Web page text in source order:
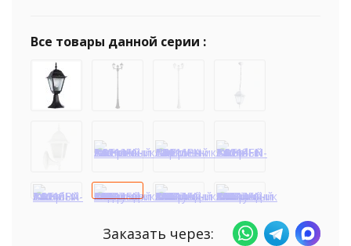
Все товары данной серии :
Заказать через: